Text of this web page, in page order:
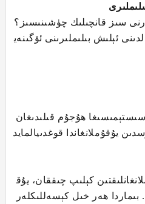
سىز قانچىلىك چۈشىنىسىز؟
ئېلىش بىلىملىرىنى ئۆگىنەي
سىستېمىسىغا ھۇجۇم قىلىدىغان
يۇقۇملانغاندا قوغدىيالمايد
كېلىپ چىققان، يۇق
ھەر خىل كېسەللىكلەر